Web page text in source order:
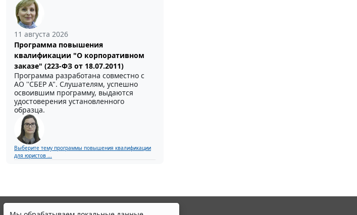
11 августа 2026
Программа повышения
квалификации "О корпоративном
заказе" (223-ФЗ от 18.07.2011)
Программа разработана совместно с
АО ''СБЕР А". Слушателям, успешно
освоившим программу, выдаются
удостоверения установленного
образца.
Выберите тему программы повышения квалификации
для юристов ...